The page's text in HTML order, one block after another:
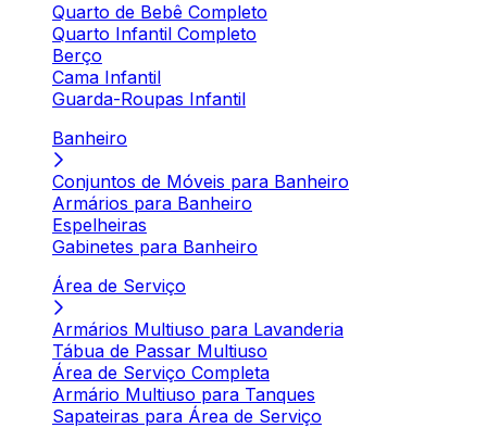
Quarto de Bebê Completo
Quarto Infantil Completo
Berço
Cama Infantil
Guarda-Roupas Infantil
Banheiro
Conjuntos de Móveis para Banheiro
Armários para Banheiro
Espelheiras
Gabinetes para Banheiro
Área de Serviço
Armários Multiuso para Lavanderia
Tábua de Passar Multiuso
Área de Serviço Completa
Armário Multiuso para Tanques
Sapateiras para Área de Serviço